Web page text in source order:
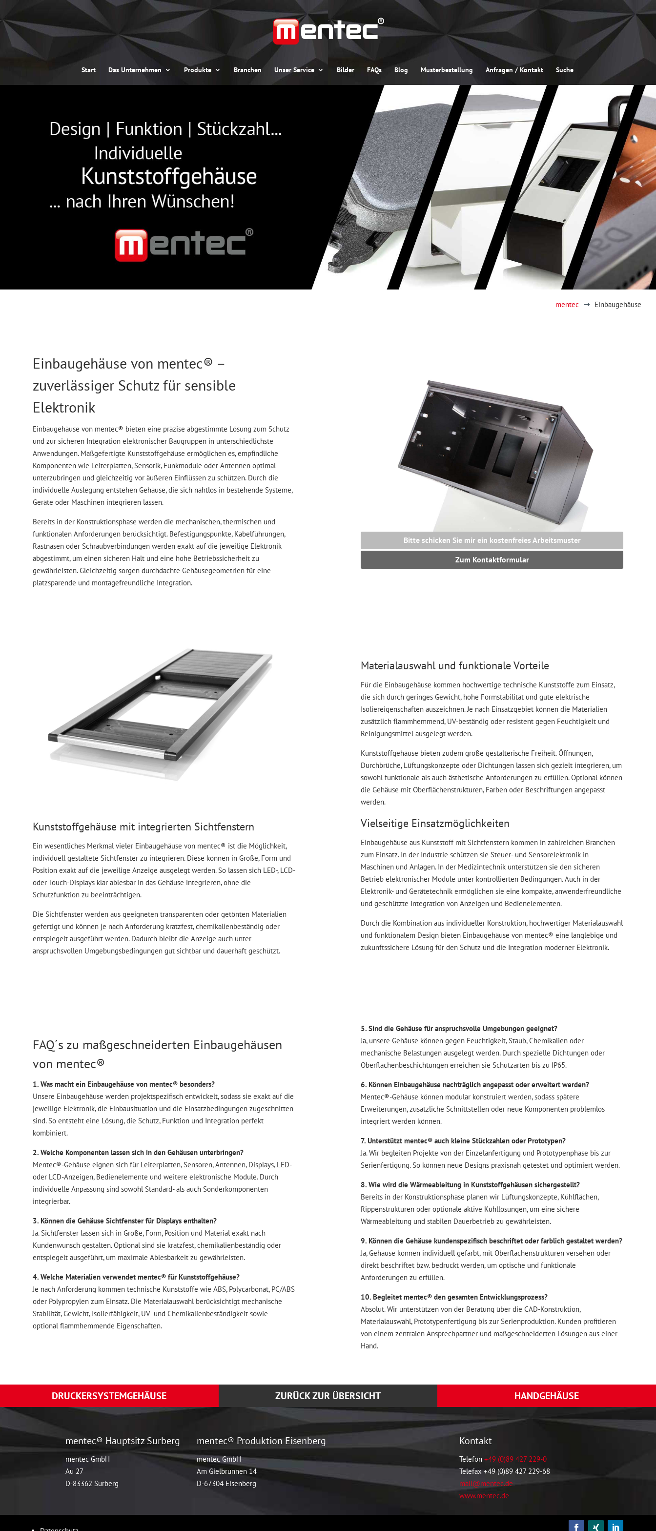
Start Das Unternehmen Produkte Branchen Unser Service Bilder FAQs Blog Musterbestellung Anfragen / Kontakt Suche
mentec $ Einbaugehäuse
Einbaugehäuse von mentec® –
zuverlässiger Schutz für sensible
Elektronik
Einbaugehäuse von mentec® bieten eine präzise abgestimmte Lösung zum Schutz
und zur sicheren Integration elektronischer Baugruppen in unterschiedlichste
Anwendungen. Maßgefertigte Kunststoffgehäuse ermöglichen es, empfindliche
Komponenten wie Leiterplatten, Sensorik, Funkmodule oder Antennen optimal
unterzubringen und gleichzeitig vor äußeren Einflüssen zu schützen. Durch die
individuelle Auslegung entstehen Gehäuse, die sich nahtlos in bestehende Systeme,
Geräte oder Maschinen integrieren lassen.
Bereits in der Konstruktionsphase werden die mechanischen, thermischen und
funktionalen Anforderungen berücksichtigt. Befestigungspunkte, Kabelführungen,
Rastnasen oder Schraubverbindungen werden exakt auf die jeweilige Elektronik
abgestimmt, um einen sicheren Halt und eine hohe Betriebssicherheit zu
gewährleisten. Gleichzeitig sorgen durchdachte Gehäusegeometrien für eine
platzsparende und montagefreundliche Integration.
Bitte schicken Sie mir ein kostenfreies Arbeitsmuster
Zum Kontaktformular
​Kunststoffgehäuse mit integrierten Sichtfenstern
Ein wesentliches Merkmal vieler Einbaugehäuse von mentec® ist die Möglichkeit,
individuell gestaltete Sichtfenster zu integrieren. Diese können in Größe, Form und
Position exakt auf die jeweilige Anzeige ausgelegt werden. So lassen sich LED-, LCD-
oder Touch-Displays klar ablesbar in das Gehäuse integrieren, ohne die
Schutzfunktion zu beeinträchtigen.
Die Sichtfenster werden aus geeigneten transparenten oder getönten Materialien
gefertigt und können je nach Anforderung kratzfest, chemikalienbeständig oder
entspiegelt ausgeführt werden. Dadurch bleibt die Anzeige auch unter
anspruchsvollen Umgebungsbedingungen gut sichtbar und dauerhaft geschützt.
Materialauswahl und funktionale Vorteile
Für die Einbaugehäuse kommen hochwertige technische Kunststoffe zum Einsatz,
die sich durch geringes Gewicht, hohe Formstabilität und gute elektrische
Isoliereigenschaften auszeichnen. Je nach Einsatzgebiet können die Materialien
zusätzlich flammhemmend, UV-beständig oder resistent gegen Feuchtigkeit und
Reinigungsmittel ausgelegt werden.
Kunststoffgehäuse bieten zudem große gestalterische Freiheit. Öffnungen,
Durchbrüche, Lüftungskonzepte oder Dichtungen lassen sich gezielt integrieren, um
sowohl funktionale als auch ästhetische Anforderungen zu erfüllen. Optional können
die Gehäuse mit Oberflächenstrukturen, Farben oder Beschriftungen angepasst
werden.
Vielseitige Einsatzmöglichkeiten
Einbaugehäuse aus Kunststoff mit Sichtfenstern kommen in zahlreichen Branchen
zum Einsatz. In der Industrie schützen sie Steuer- und Sensorelektronik in
Maschinen und Anlagen. In der Medizintechnik unterstützen sie den sicheren
Betrieb elektronischer Module unter kontrollierten Bedingungen. Auch in der
Elektronik- und Gerätetechnik ermöglichen sie eine kompakte, anwenderfreundliche
und geschützte Integration von Anzeigen und Bedienelementen.
Durch die Kombination aus individueller Konstruktion, hochwertiger Materialauswahl
und funktionalem Design bieten Einbaugehäuse von mentec® eine langlebige und
zukunftssichere Lösung für den Schutz und die Integration moderner Elektronik.
FAQ´s zu maßgeschneiderten Einbaugehäusen
von mentec®
1. Was macht ein Einbaugehäuse von mentec® besonders?
Unsere Einbaugehäuse werden projektspezifisch entwickelt, sodass sie exakt auf die
jeweilige Elektronik, die Einbausituation und die Einsatzbedingungen zugeschnitten
sind. So entsteht eine Lösung, die Schutz, Funktion und Integration perfekt
kombiniert.
2. Welche Komponenten lassen sich in den Gehäusen unterbringen?
Mentec®-Gehäuse eignen sich für Leiterplatten, Sensoren, Antennen, Displays, LED-
oder LCD-Anzeigen, Bedienelemente und weitere elektronische Module. Durch
individuelle Anpassung sind sowohl Standard- als auch Sonderkomponenten
integrierbar.
3. Können die Gehäuse Sichtfenster für Displays enthalten?
Ja. Sichtfenster lassen sich in Größe, Form, Position und Material exakt nach
Kundenwunsch gestalten. Optional sind sie kratzfest, chemikalienbeständig oder
entspiegelt ausgeführt, um maximale Ablesbarkeit zu gewährleisten.
4. Welche Materialien verwendet mentec® für Kunststoffgehäuse?
Je nach Anforderung kommen technische Kunststoffe wie ABS, Polycarbonat, PC/ABS
oder Polypropylen zum Einsatz. Die Materialauswahl berücksichtigt mechanische
Stabilität, Gewicht, Isolierfähigkeit, UV- und Chemikalienbeständigkeit sowie
optional flammhemmende Eigenschaften.
5. Sind die Gehäuse für anspruchsvolle Umgebungen geeignet?
Ja, unsere Gehäuse können gegen Feuchtigkeit, Staub, Chemikalien oder
mechanische Belastungen ausgelegt werden. Durch spezielle Dichtungen oder
Oberflächenbeschichtungen erreichen sie Schutzarten bis zu IP65.
6. Können Einbaugehäuse nachträglich angepasst oder erweitert werden?
Mentec®-Gehäuse können modular konstruiert werden, sodass spätere
Erweiterungen, zusätzliche Schnittstellen oder neue Komponenten problemlos
integriert werden können.
7. Unterstützt mentec® auch kleine Stückzahlen oder Prototypen?
Ja. Wir begleiten Projekte von der Einzelanfertigung und Prototypenphase bis zur
Serienfertigung. So können neue Designs praxisnah getestet und optimiert werden.
8. Wie wird die Wärmeableitung in Kunststoffgehäusen sichergestellt?
Bereits in der Konstruktionsphase planen wir Lüftungskonzepte, Kühlflächen,
Rippenstrukturen oder optionale aktive Kühllösungen, um eine sichere
Wärmeableitung und stabilen Dauerbetrieb zu gewährleisten.
9. Können die Gehäuse kundenspezifisch beschriftet oder farblich gestaltet werden?
Ja, Gehäuse können individuell gefärbt, mit Oberflächenstrukturen versehen oder
direkt beschriftet bzw. bedruckt werden, um optische und funktionale
Anforderungen zu erfüllen.
10. Begleitet mentec® den gesamten Entwicklungsprozess?
Absolut. Wir unterstützen von der Beratung über die CAD-Konstruktion,
Materialauswahl, Prototypenfertigung bis zur Serienproduktion. Kunden profitieren
von einem zentralen Ansprechpartner und maßgeschneiderten Lösungen aus einer
Hand.
DRUCKERSYSTEMGEHÄUSE ZURÜCK ZUR ÜBERSICHT HANDGEHÄUSE
mentec® Hauptsitz Surberg
mentec GmbH
Au 27
D-83362 Surberg
mentec® Produktion Eisenberg
mentec GmbH
Am Gielbrunnen 14
D-67304 Eisenberg
Kontakt
Telefon +49 (0)89 427 229-0
Telefax +49 (0)89 427 229-68
mail@mentec.de
www.mentec.de